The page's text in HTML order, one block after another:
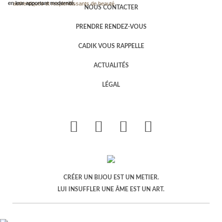
en leur apportant modernité.
authentiques et resplendissants de beauté.
NOUS CONTACTER
PRENDRE RENDEZ-VOUS
CADIK VOUS RAPPELLE
ACTUALITÉS
LÉGAL
CRÉER UN BIJOU EST UN METIER.
LUI INSUFFLER UNE ÂME EST UN ART.